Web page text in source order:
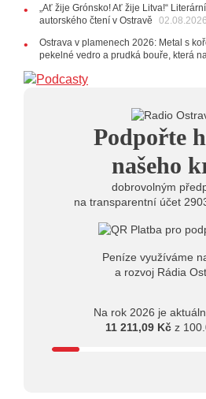
roku jsme upgradovali naši show
20:09
Na Novou Osmičku míří
Výrazná osobnost české
Frýdku-Místku
herec Dušan Urban
20.07.2026
Štěrkovna Open Music:
nabídne Krhuta i Beatles
„Ať žije Grónsko! Ať žije Litva!“
autorského čtení v Ostravě
02.08.2026
Ostrava v plamenech 2026: Metal s
pekelné vedro a prudká bouře, která
Podpořte
našeho
dobrovolným
na transparentní účet
Peníze využíváme
a rozvoj Rádia
Na rok 2026 je
11 211,09 Kč z